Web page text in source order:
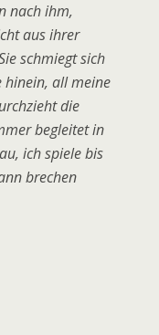
nach ihm,
aus ihrer
schmiegt sich
hinein, all meine
die
begleitet in
ich spiele bis
brechen